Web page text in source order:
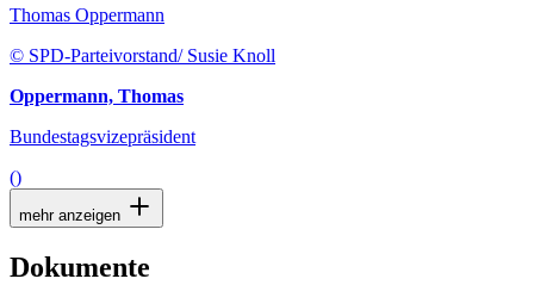
Thomas Oppermann
© SPD-Parteivorstand/ Susie Knoll
Oppermann, Thomas
Bundestagsvizepräsident
()
mehr anzeigen
Dokumente